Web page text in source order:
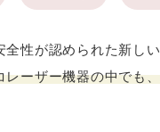
性が認められた新し
レーザー機器の中でも